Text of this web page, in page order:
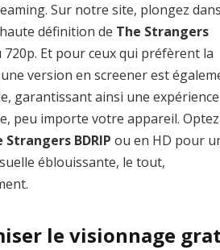
Sur notre site, plongez dans
définition de The Strangers
720p. Et pour ceux qui préfèrent la
version en screener est
garantissant ainsi une expérience
peu importe votre appareil. Optez
Strangers BDRIP ou en HD pour
éblouissante, le tout,
le visionnage